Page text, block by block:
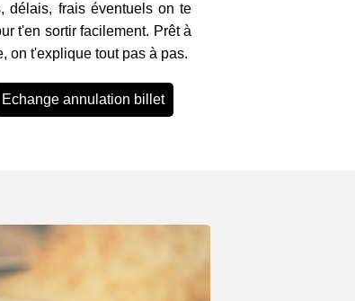
délais, frais éventuels on te
t'en sortir facilement. Prêt à
on t'explique tout pas à pas.
Echange annulation billet